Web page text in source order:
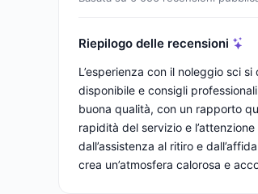
Riepilogo delle recensioni
L’esperienza con il noleggio sci
disponibile e consigli
buona qualità, con un rapporto
rapidità del servizio e
dall’assistenza al ritiro e
crea un’atmosfera calorosa e